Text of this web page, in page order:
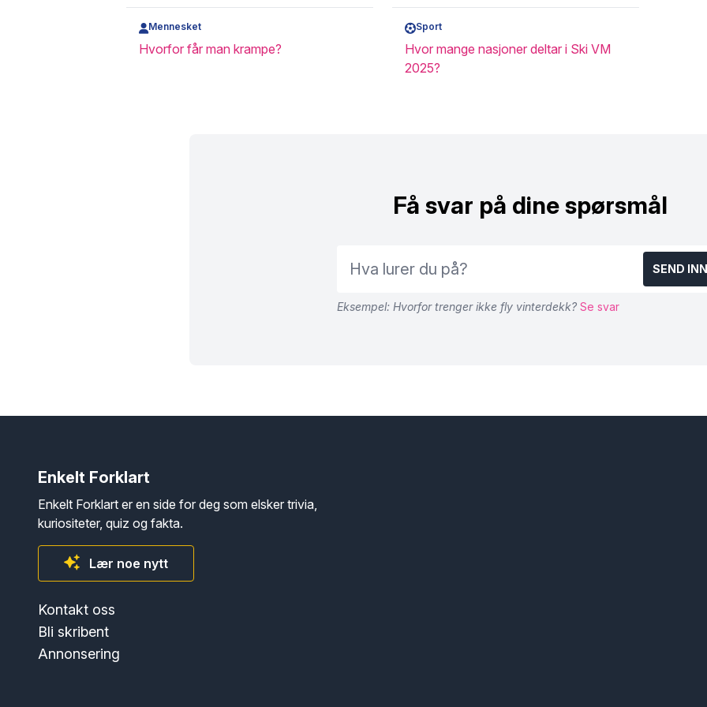
Mennesket
Hvorfor får man krampe?
Sport
Hvor mange nasjoner deltar i Ski VM
2025?
Få svar på dine spørsmål
SEND
Eksempel: Hvorfor trenger ikke fly vinterdekk? Se svar
Enkelt Forklart
Enkelt Forklart er en side for deg som elsker trivia,
kuriositeter, quiz og fakta.
Lær noe nytt
Kontakt oss
Bli skribent
Annonsering